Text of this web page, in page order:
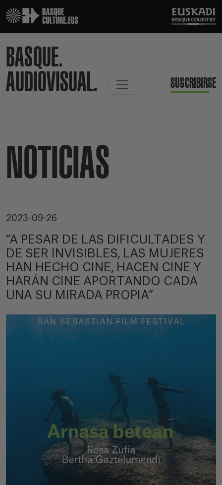
BASQUE.
AUDIOVISUAL.
SUSCRIBIRSE
NOTICIAS
2023-09-26
“A PESAR DE LAS DIFICULTADES Y
DE SER INVISIBLES, LAS MUJERES
HAN HECHO CINE, HACEN CINE Y
HARÁN CINE APORTANDO CADA
UNA SU MIRADA PROPIA”